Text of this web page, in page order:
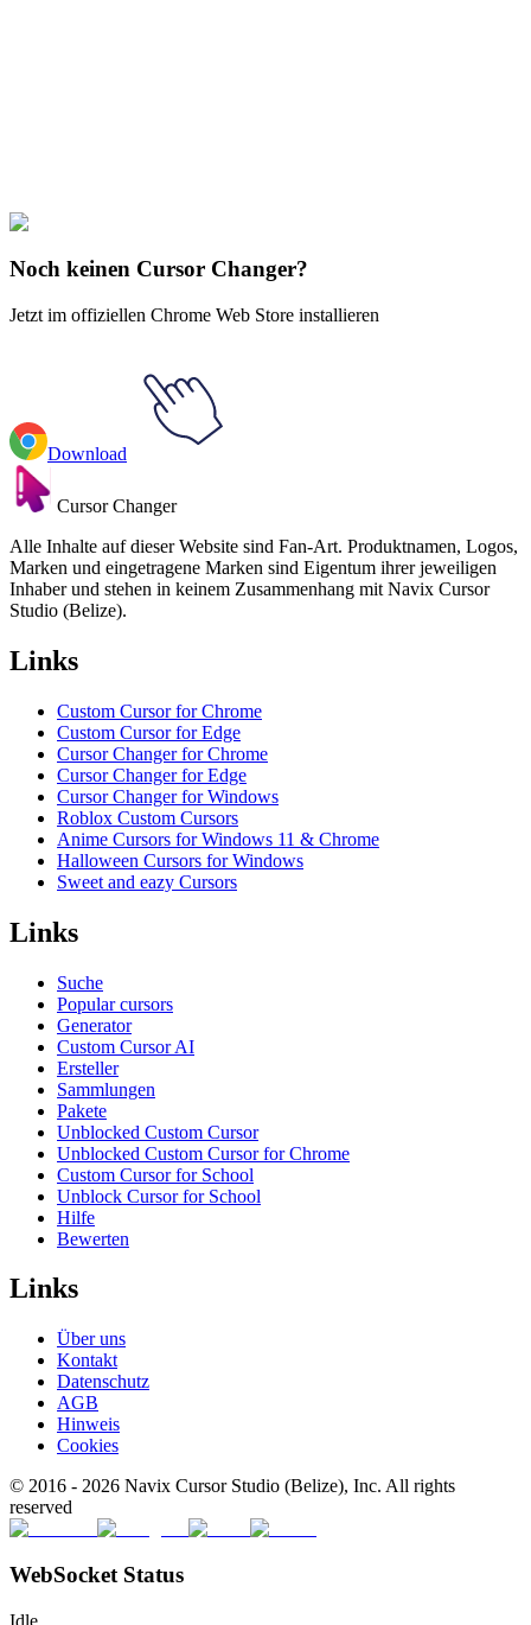
Naruto
Noch keinen Cursor Changer?
Jetzt im offiziellen Chrome Web Store installieren
Download
Cursor Changer
Alle Inhalte auf dieser Website sind Fan-Art. Produktnamen, Logos,
Marken und eingetragene Marken sind Eigentum ihrer jeweiligen
Inhaber und stehen in keinem Zusammenhang mit Navix Cursor
Studio (Belize).
Links
Custom Cursor for Chrome
Custom Cursor for Edge
Cursor Changer for Chrome
Cursor Changer for Edge
Cursor Changer for Windows
Roblox Custom Cursors
Anime Cursors for Windows 11 & Chrome
Halloween Cursors for Windows
Sweet and eazy Cursors
Links
Suche
Popular cursors
Generator
Custom Cursor AI
Ersteller
Sammlungen
Pakete
Unblocked Custom Cursor
Unblocked Custom Cursor for Chrome
Custom Cursor for School
Unblock Cursor for School
Hilfe
Bewerten
Links
Über uns
Kontakt
Datenschutz
AGB
Hinweis
Cookies
© 2016 - 2026 Navix Cursor Studio (Belize), Inc. All rights
reserved
WebSocket Status
Idle